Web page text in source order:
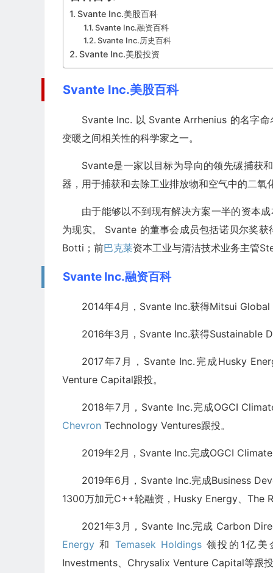
Svante Inc.美股百科
Svante Inc.融资百科
Svante Inc.历史百科
Svante Inc.美股投资
Svante Inc.美股百科
Svante Inc. 以 Svante Arrhenius 的名字
变暖之间相关性的科学家之一。
Svante是一家以目标为导向的领先碳捕获
器，用于捕获和去除工业排放物和空气中的二氧
由于能够以不到现有解决方案一半的资本
为现实。 Svante 的董事会成员包括诺贝尔奖
Botti；前巴克莱资本工业与清洁技术业务主管
Svante Inc.融资百科
2014年4月，Svante Inc.获得Mitsui
2016年3月，Svante Inc.获得Sustainable
2017年7月，Svante Inc.完成Husky
Venture Capital跟投。
2018年7月，Svante Inc.完成OGCI
Chevron Technology Ventures跟投。
2019年2月，Svante Inc.完成OGCI
2019年6月，Svante Inc.完成Business
1300万加元C++轮融资，Husky Energy、The
2021年3月，Svante Inc.完成 Carbon
Energy 和Temasek Holdings领投的1亿美
Investments、Chrysalix Venture Capital等跟